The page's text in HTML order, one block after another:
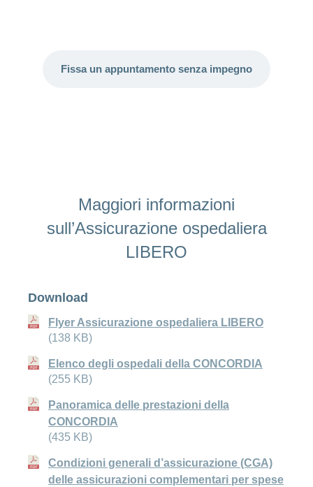
Fissa un appuntamento senza impegno
Maggiori informazioni
sull’Assicurazione ospedaliera
LIBERO
Download
Flyer Assicurazione ospedaliera LIBERO
(138 KB)
Elenco degli ospedali della CONCORDIA
(255 KB)
Panoramica delle prestazioni della
CONCORDIA
(435 KB)
Condizioni generali d’assicurazione (CGA)
delle assicurazioni complementari per spese